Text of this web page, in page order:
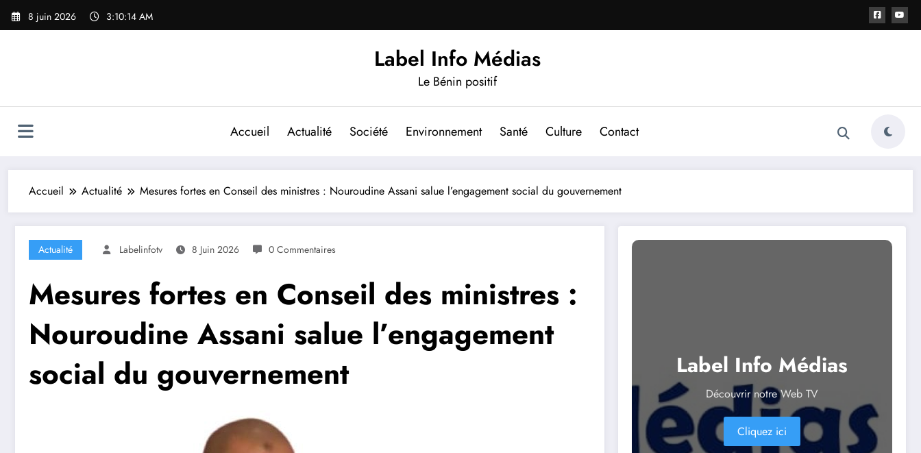
8 juin 2026 3:10:15 AM
Label Info Médias
Le Bénin positif
Accueil Actualité Société Environnement Santé Culture Contact
Accueil Actualité Mesures fortes en Conseil des ministres : Nouroudine Assani salue l’engagement social du gouvernement
Actualité Labelinfotv 8 Juin 2026 0 Commentaires
Mesures fortes en Conseil des ministres :
Nouroudine Assani salue l’engagement
social du gouvernement
Label Info Médias
Découvrir notre Web TV
Cliquez ici